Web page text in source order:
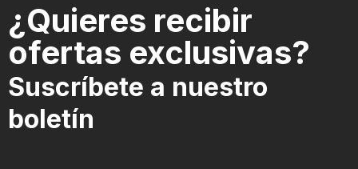
¿Quieres recibir
ofertas exclusivas?
Suscríbete a nuestro
boletín